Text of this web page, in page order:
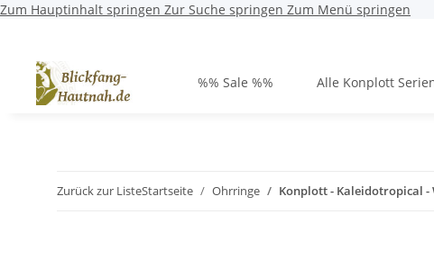
Zum Hauptinhalt springen Zur Suche springen Zum Menü springen
%% Sale %% Alle Konplott
Zurück zur ListeStartseite Ohrringe Konplott - Kaleidotropical -